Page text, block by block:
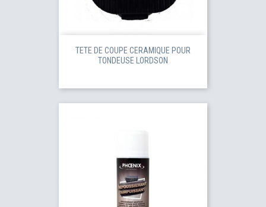
TETE DE COUPE CERAMIQUE POUR
TONDEUSE LORDSON